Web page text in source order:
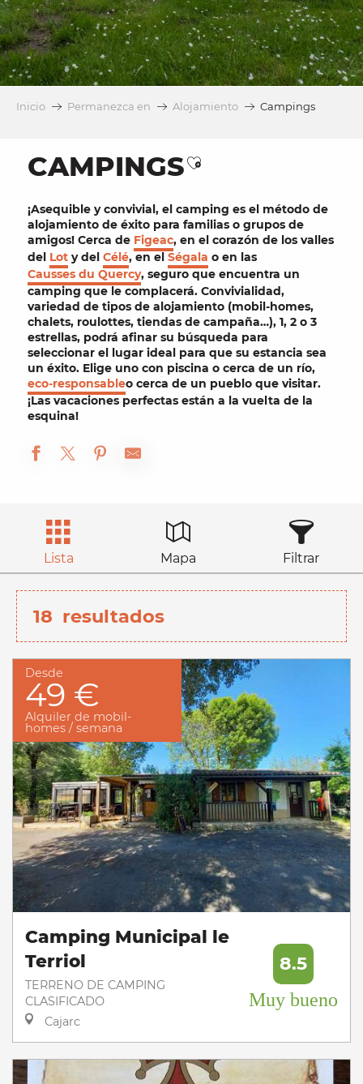
Inicio Permanezca en Alojamiento Campings
CAMPINGSAjouter aux
¡Asequible yconvivial, el camping es el método de
alojamiento de éxito para familias o grupos de
amigos! Cerca de Figeac, en el corazón de los valles
del Lot y del Célé, en el Ségala o en las
Causses du Quercy, seguro que encuentra un
camping que le complacerá. Convivialidad,
variedad de tipos de alojamiento (mobil-homes,
chalets, roulottes, tiendas de campaña…), 1, 2 o 3
estrellas, podrá afinar su búsqueda para
seleccionar el lugar ideal para que su estancia sea
un éxito. Elige uno con piscina o cerca de un río,
eco-responsableo cerca de un pueblo que visitar.
¡Las vacaciones perfectas están a la vuelta de la
esquina!
Lista Mapa Filtrar
18 resultados
Desde
49 €
Alquiler de mobil-
homes / semana
Camping Municipal le
Terriol
TERRENO DE CAMPING
CLASIFICADO
Cajarc
8.5
Muy bueno